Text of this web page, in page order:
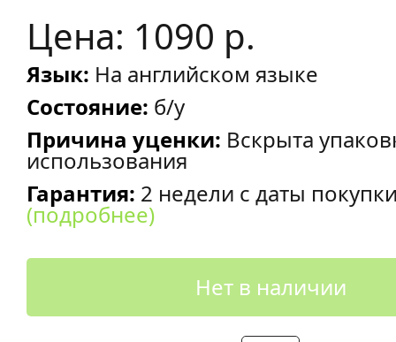
Цена: 1090 р.
Язык: На английском языке
Состояние: б/у
Причина уценки: Вскрыта
использования
Гарантия: 2 недели с даты
(подробнее)
Нет в наличии